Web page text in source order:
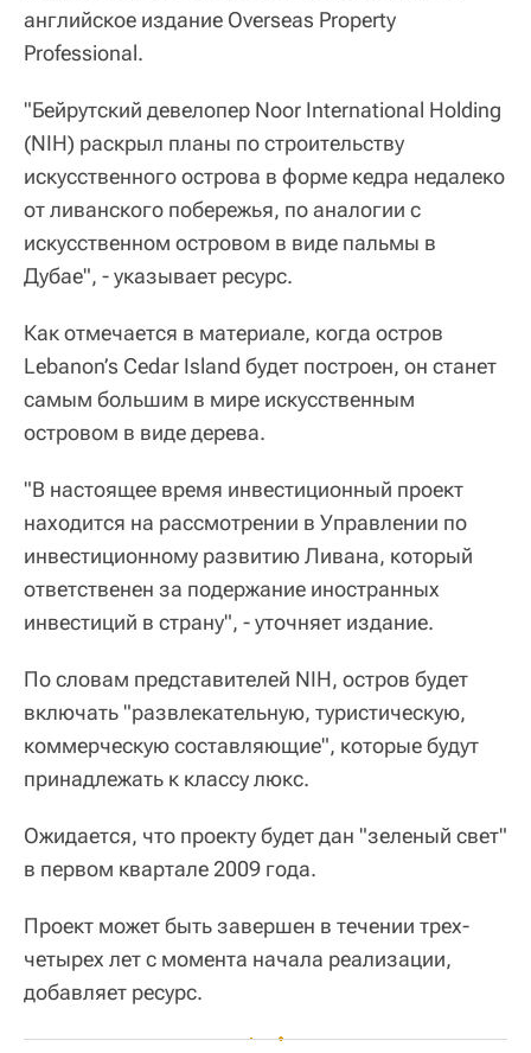
английское издание Overseas Property
Professional.
"Бейрутский девелопер Noor International Holding
(NIH) раскрыл планы по строительству
искусственного острова в форме кедра недалеко
от ливанского побережья, по аналогии с
искусственном островом в виде пальмы в
Дубае", - указывает ресурс.
Как отмечается в материале, когда остров
Lebanon’s Cedar Island будет построен, он станет
самым большим в мире искусственным
островом в виде дерева.
"В настоящее время инвестиционный проект
находится на рассмотрении в Управлении по
инвестиционному развитию Ливана, который
ответственен за подержание иностранных
инвестиций в страну", - уточняет издание.
По словам представителей NIH, остров будет
включать "развлекательную, туристическую,
коммерческую составляющие", которые будут
принадлежать к классу люкс.
Ожидается, что проекту будет дан "зеленый свет"
в первом квартале 2009 года.
Проект может быть завершен в течении трех-
четырех лет с момента начала реализации,
добавляет ресурс.